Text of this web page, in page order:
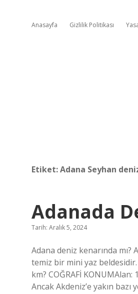
Anasayfa Gizlilik Politikası
Etiket:Adana Seyhan
Adanada
Tarih: Aralık 5, 2024
Adana deniz kenarında
temiz bir mini yaz beldesidir.
km? COĞRAFİ
Ancak Akdeniz’e yakın